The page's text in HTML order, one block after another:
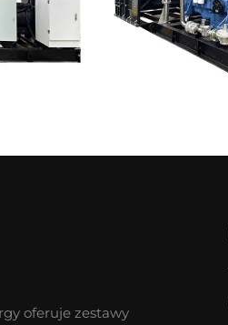
oferuje zestawy